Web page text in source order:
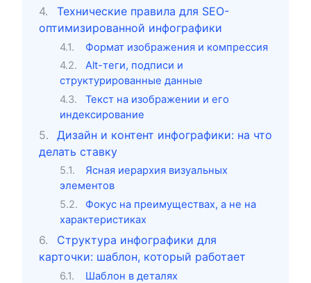
Технические правила для SEO-
оптимизированной инфографики
Формат изображения и компрессия
Alt-теги, подписи и
структурированные данные
Текст на изображении и его
индексирование
Дизайн и контент инфографики: на что
делать ставку
Ясная иерархия визуальных
элементов
Фокус на преимуществах, а не на
характеристиках
Структура инфографики для
карточки: шаблон, который работает
Шаблон в деталях